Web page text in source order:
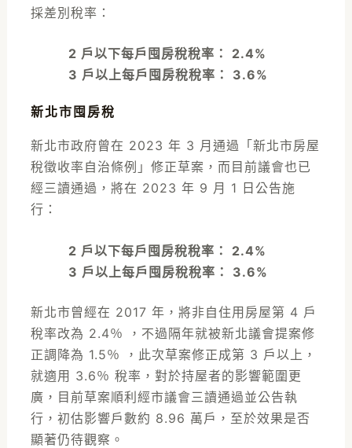
採差別稅率：
2 戶以下每戶囤房稅稅率： 2.4%
3 戶以上每戶囤房稅稅率： 3.6%
新北市囤房稅
新北市政府曾在 2023 年 3 月通過「新北市房屋
稅徵收率自治條例」修正草案，而目前議會也已
經三讀通過，將在 2023 年 9 月 1 日公告施
行：
2 戶以下每戶囤房稅稅率： 2.4%
3 戶以上每戶囤房稅稅率： 3.6%
新北市曾經在 2017 年，將非自住用房屋第 4 戶
稅率改為 2.4％ ，不過隔年就被新北議會提案修
正調降為 1.5％ ，此次草案修正成第 3 戶以上，
就適用 3.6％ 稅率，對於持屋者的影響範圍更
廣，目前草案順利經市議會三讀通過並公告執
行，初估影響戶數約 8.96 萬戶，至於效果是否
顯著仍待觀察。